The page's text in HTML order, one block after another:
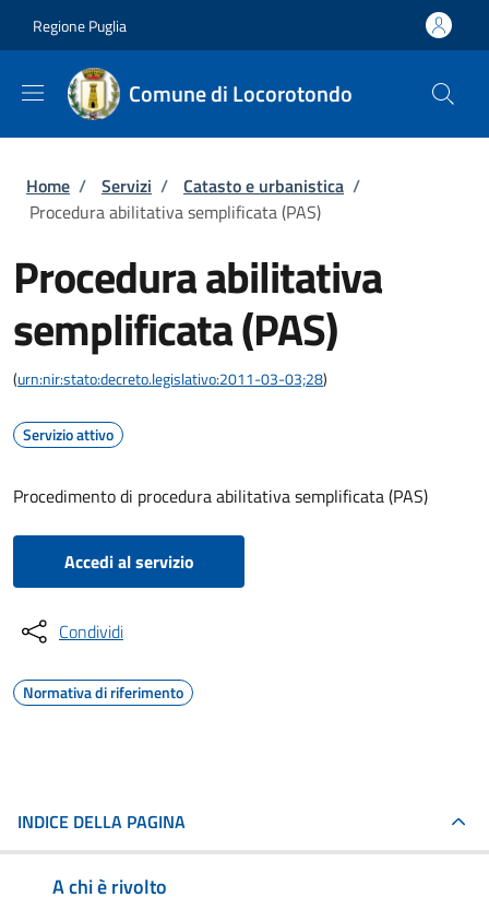
Regione Puglia
Comune di Locorotondo
Briciole di pane
Home / Servizi / Catasto e urbanistica /
Procedura abilitativa semplificata (PAS)
Procedura abilitativa
semplificata (PAS)
(urn:nir:stato:decreto.legislativo:2011-03-03;28)
Servizio attivo
Procedimento di procedura abilitativa semplificata (PAS)
Accedi al servizio
Condividi
Normativa di riferimento
INDICE DELLA PAGINA
A chi è rivolto